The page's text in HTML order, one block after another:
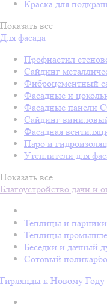
Краска для
Показать все
Для фасада
Профнастил
Сайдинг
Фиброцементный
Фасадные и
Фасадные панели
Сайдинг
Фасадная
Паро и
Утеплители для
Показать все
Благоустройство дачи и
Теплицы и парники
Теплицы
Беседки и дачный
Сотовый
Гирлянды к Новому Году